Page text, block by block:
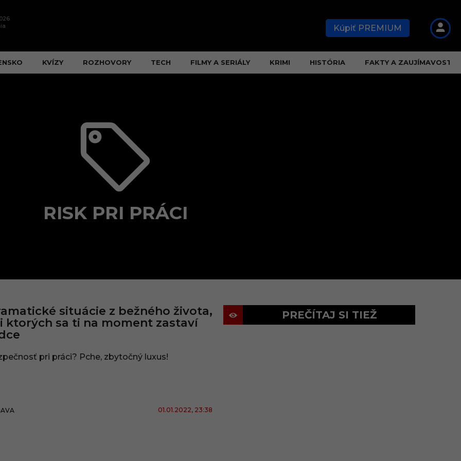
Kúpiť PREMIUM
KVÍZY ROZHOVORY TECH FILMY A SERIÁLY KRIMI HISTÓRIA FAKTY A ZAUJÍMAVOSTI
RISK PRI PRÁCI
situácie z bežného života,
ktorých sa ti na moment zastaví
pri práci? Pche, zbytočný luxus!
01.01.2022, 23:38
PREČÍTAJ SI TIEŽ